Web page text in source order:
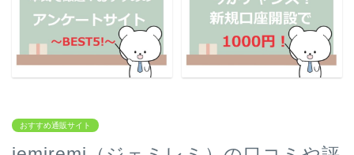
おすすめ通販サイト